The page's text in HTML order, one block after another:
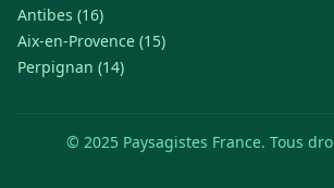
Antibes (16)
Aix-en-Provence (15)
Perpignan (14)
© 2025 Paysagistes France. Tous